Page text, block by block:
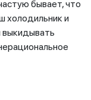
бывает, что
холодильник и
выкидывать